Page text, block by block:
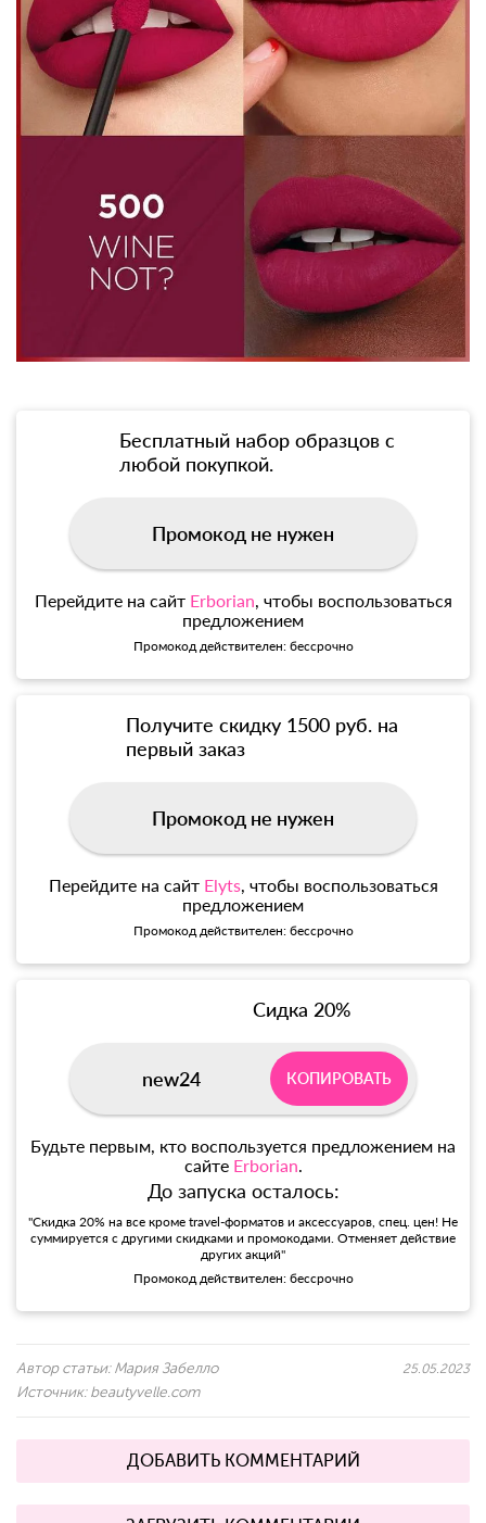
Бесплатный набор образцов с
любой покупкой.
Промокод не нужен
Перейдите на сайт Erborian , чтобы воспользоваться
предложением
Промокод действителен: бессрочно
Получите скидку 1500 руб. на
первый заказ
Промокод не нужен
Перейдите на сайт Elyts, чтобы воспользоваться
предложением
Промокод действителен: бессрочно
Сидка 20%
new24 КОПИРОВАТЬ
Будьте первым, кто воспользуется предложением на
сайте Erborian
До запуска осталось:
"Скидка 20% на все кроме travel-форматов и аксессуаров, спец. цен! Не
суммируется с другими скидками и промокодами. Отменяет действие
других акций"
Промокод действителен: бессрочно
Автор статьи: Мария Забелло
Источник: beautyvelle.com
25.05.2023
ДОБАВИТЬ КОММЕНТАРИЙ